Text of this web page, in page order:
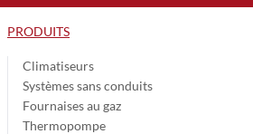
PRODUITS
Climatiseurs
Systèmes sans conduits
Fournaises au gaz
Thermopompe